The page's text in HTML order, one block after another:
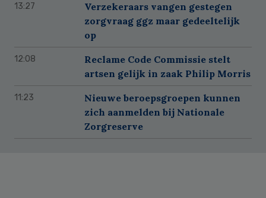
13:27
Verzekeraars vangen gestegen
zorgvraag ggz maar gedeeltelijk
op
12:08
Reclame Code Commissie stelt
artsen gelijk in zaak Philip Morris
11:23
Nieuwe beroepsgroepen kunnen
zich aanmelden bij Nationale
Zorgreserve